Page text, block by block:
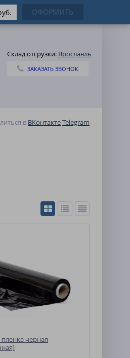
Склад отгрузки:Ярославль
ЗАКАЗАТЬ ЗВОНОК
в ВКонтактеTelegram
черная
ОФОРМИТЬ